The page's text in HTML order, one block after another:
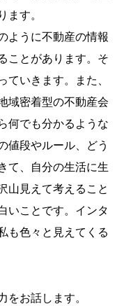
ます。
ように不動産の情報
ことがあります。そ
ていきます。また、
域密着型の不動産会
何でも分かるような
値段やルール、どう
て、自分の生活に生
山見えて考えること
いことです。インタ
も色々と見えてくる
をお話します。